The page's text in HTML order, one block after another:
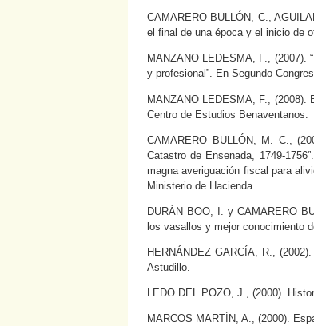
CAMARERO BULLÓN, C.,
el final de una época y el inicio de
MANZANO LEDESMA, F., (2007).
y profesional”. En Segundo
MANZANO LEDESMA, F., (2008).
Centro de Estudios Benaventanos.
CAMARERO BULLÓN, M. C.,
Catastro de Ensenada, 1749-
magna averiguación fiscal para
Ministerio de Hacienda.
DURÁN BOO, I. y CAMARERO
los vasallos y mejor conocimiento
HERNÁNDEZ GARCÍA, R.,
Astudillo.
LEDO DEL POZO, J., (2000).
MARCOS MARTÍN, A., (2000).